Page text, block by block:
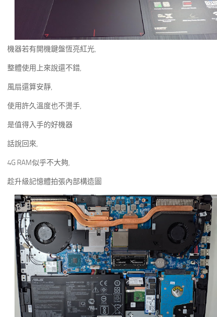
機器若有開機鍵盤恆亮紅光,
整體使用上來說還不錯,
風扇還算安靜,
使用許久溫度也不燙手,
是值得入手的好機器
話說回來,
4G RAM似乎不大夠,
趁升級記憶體拍張內部構造圖